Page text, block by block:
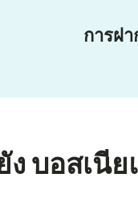
การฝ
บอสเนีย